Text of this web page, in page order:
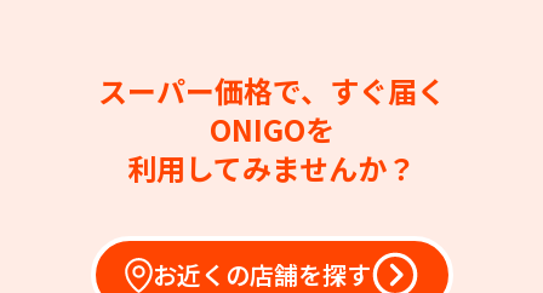
スーパー価格で、すぐ届く
ONIGOを
利用してみませんか？
お近くの店舗を探す